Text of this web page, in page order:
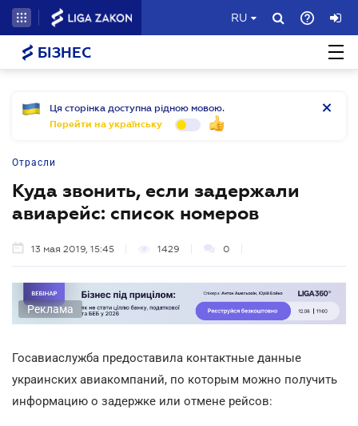
RU
БІЗНЕС
Ця сторінка доступна рідною мовою.
Перейти на українську
Отрасли
Куда звонить, если задержали
авиарейс: список номеров
13 мая 2019, 15:45 1429 0
Реклама
Госавиаслужба предоставила контактные данные
украинских авиакомпаний, по которым можно получить
информацию о задержке или отмене рейсов: